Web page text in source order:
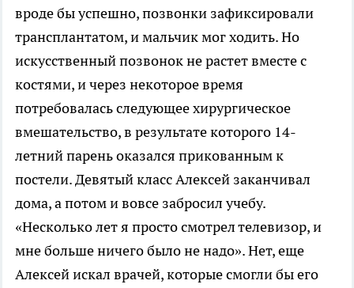
вроде бы успешно, позвонки зафиксировали
трансплантатом, и мальчик мог ходить. Но
искусственный позвонок не растет вместе с
костями, и через некоторое время
потребовалась следующее хирургическое
вмешательство, в результате которого 14-
летний парень оказался прикованным к
постели. Девятый класс Алексей заканчивал
дома, а потом и вовсе забросил учебу.
«Несколько лет я просто смотрел телевизор, и
мне больше ничего было не надо». Нет, еще
Алексей искал врачей, которые смогли бы его